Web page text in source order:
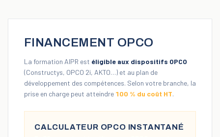
FINANCEMENT OPCO
La formation AIPR est éligible aux dispositifs OPCO
(Constructys, OPCO 2i, AKTO…) et au plan de
développement des compétences. Selon votre branche, la
prise en charge peut atteindre 100 % du coût HT.
CALCULATEUR OPCO INSTANTANÉ